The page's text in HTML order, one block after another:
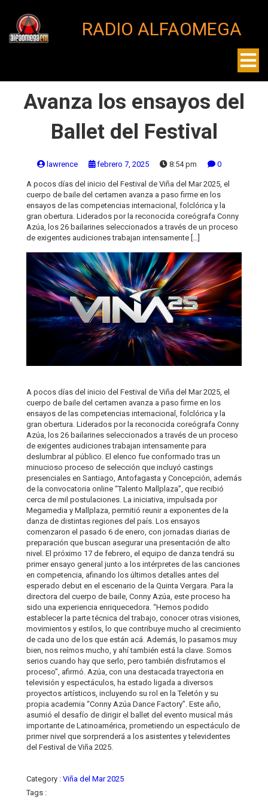
RADIO ALFAOMEGA
Avanza los ensayos del
Ballet del Festival
lawrence febrero 7, 2025 8:54 pm 0
A pocos días del inicio del Festival de Viña del Mar 2025, el
cuerpo de baile del certamen avanza a paso firme en los
ensayos de las competencias internacional, folclórica y la
gran obertura. Liderados por la reconocida coreógrafa Conny
Azúa, los 26 bailarines seleccionados a través de un proceso
de exigentes audiciones trabajan intensamente […]
A pocos días del inicio del Festival de Viña del Mar 2025, el
cuerpo de baile del certamen avanza a paso firme en los
ensayos de las competencias internacional, folclórica y la
gran obertura. Liderados por la reconocida coreógrafa Conny
Azúa, los 26 bailarines seleccionados a través de un proceso
de exigentes audiciones trabajan intensamente para
deslumbrar al público. El elenco fue conformado tras un
minucioso proceso de selección que incluyó castings
presenciales en Santiago, Antofagasta y Concepción, además
de la convocatoria online “Talento Mallplaza”, que recibió
cerca de mil postulaciones. La iniciativa, impulsada por
Megamedia y Mallplaza, permitió reunir a exponentes de la
danza de distintas regiones del país. Los ensayos
comenzaron el pasado 6 de enero, con jornadas diarias de
preparación que buscan asegurar una presentación de alto
nivel. El próximo 17 de febrero, el equipo de danza tendrá su
primer ensayo general junto a los intérpretes de las canciones
en competencia, afinando los últimos detalles antes del
esperado debut en el escenario de la Quinta Vergara. Para la
directora del cuerpo de baile, Conny Azúa, este proceso ha
sido una experiencia enriquecedora. “Hemos podido
establecer la parte técnica del trabajo, conocer otras visiones,
movimientos y estilos, lo que contribuye mucho al crecimiento
de cada uno de los que están acá. Además, lo pasamos muy
bien, nos reímos mucho, y ahí también está la clave. Somos
serios cuando hay que serlo, pero también disfrutamos el
proceso”, afirmó. Azúa, con una destacada trayectoria en
televisión y espectáculos, ha estado ligada a diversos
proyectos artísticos, incluyendo su rol en la Teletón y su
propia academia “Conny Azúa Dance Factory”. Este año,
asumió el desafío de dirigir el ballet del evento musical más
importante de Latinoamérica, prometiendo un espectáculo de
primer nivel que sorprenderá a los asistentes y televidentes
del Festival de Viña 2025.
Category : Viña del Mar 2025
Tags :